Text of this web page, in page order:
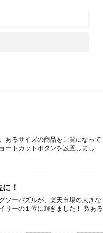
あるサイズの商品をご覧になって
ートカットボタンを設置しまし
！
ソーパズルが、楽天市場の大きな
リーの１位に輝きました！ 数ある